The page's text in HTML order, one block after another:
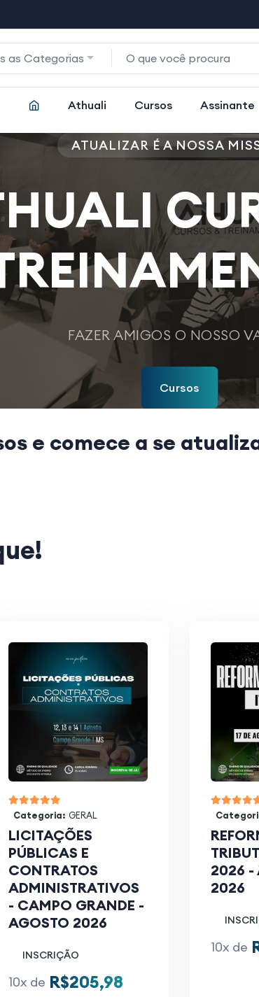
as Categorias
Athuali Cursos Assinante
ATUALIZAR É A NOSSA
FAZER AMIGOS O NOSSO
Cursos
e comece a se
!
Categoria: GERAL
LICITAÇÕES
PÚBLICAS E
CONTRATOS
ADMINISTRATIVOS
- CAMPO GRANDE -
AGOSTO 2026
INSCRIÇÃO
10x de R$205,98
2026 -
2026
10x de